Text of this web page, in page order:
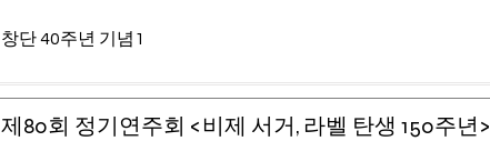
창단 40주년 기념1
제80회 정기연주회 <비제 서거, 라벨 탄생 150주년>